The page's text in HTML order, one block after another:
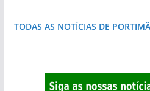
TODAS AS NOTÍCIAS DE